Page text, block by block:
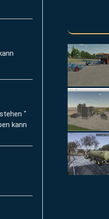
"
kann